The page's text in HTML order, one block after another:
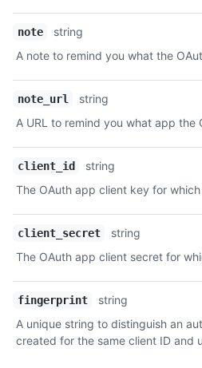
note
string
A note to remind you what the
note_url
string
A URL to remind you what app the
client_id
string
The OAuth app client key for
client_secret
string
The OAuth app client secret for
fingerprint
string
A unique string to distinguish an
created for the same client ID and